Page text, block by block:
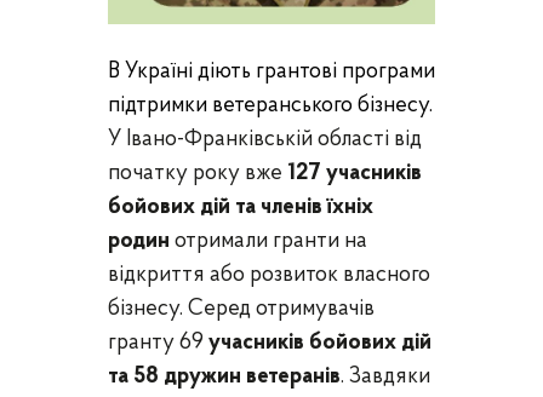
В Україні діють грантові програми
підтримки ветеранського бізнесу.
У Івано-Франківській області від
початку року вже 127 учасників
бойових дій та членів їхніх
родин отримали гранти на
відкриття або розвиток власного
бізнесу. Серед отримувачів
гранту 69 учасників бойових дій
та 58 дружин ветеранів. Завдяки